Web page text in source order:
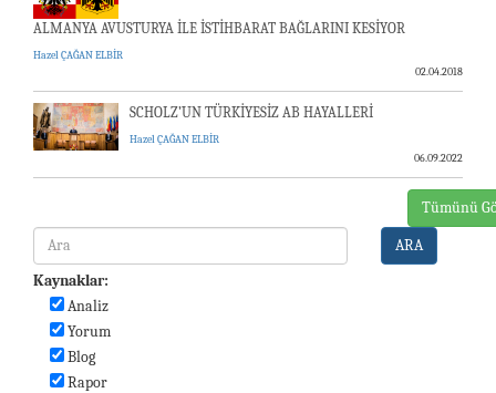
ALMANYA AVUSTURYA İLE İSTİHBARAT BAĞLARINI KESİYOR
Hazel ÇAĞAN ELBİR
02.04.2018
SCHOLZ’UN TÜRKİYESİZ AB HAYALLERİ
Hazel ÇAĞAN ELBİR
06.09.2022
Tümünü
ARA
Kaynaklar:
Analiz
Yorum
Blog
Rapor